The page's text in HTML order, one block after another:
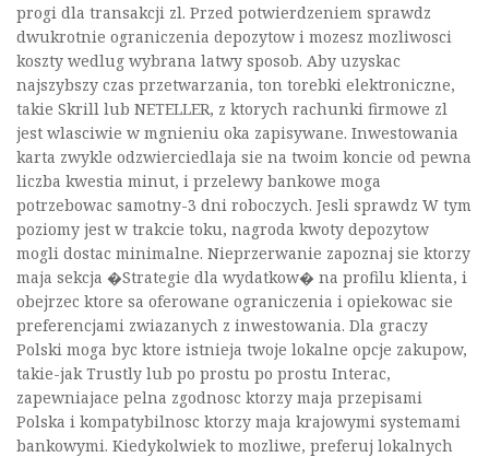
progi dla transakcji zl. Przed potwierdzeniem sprawdz
dwukrotnie ograniczenia depozytow i mozesz mozliwosci
koszty wedlug wybrana latwy sposob. Aby uzyskac
najszybszy czas przetwarzania, ton torebki elektroniczne,
takie Skrill lub NETELLER, z ktorych rachunki firmowe zl
jest wlasciwie w mgnieniu oka zapisywane. Inwestowania
karta zwykle odzwierciedlaja sie na twoim koncie od pewna
liczba kwestia minut, i przelewy bankowe moga
potrzebowac samotny-3 dni roboczych. Jesli sprawdz W tym
poziomy jest w trakcie toku, nagroda kwoty depozytow
mogli dostac minimalne. Nieprzerwanie zapoznaj sie ktorzy
maja sekcja �Strategie dla wydatkow� na profilu klienta, i
obejrzec ktore sa oferowane ograniczenia i opiekowac sie
preferencjami zwiazanych z inwestowania. Dla graczy
Polski moga byc ktore istnieja twoje lokalne opcje zakupow,
takie-jak Trustly lub po prostu po prostu Interac,
zapewniajace pelna zgodnosc ktorzy maja przepisami
Polska i kompatybilnosc ktorzy maja krajowymi systemami
bankowymi. Kiedykolwiek to mozliwe, preferuj lokalnych